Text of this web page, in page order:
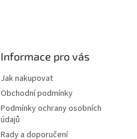
Informace pro vás
Jak nakupovat
Obchodní podmínky
Podmínky ochrany osobních
údajů
Rady a doporučení